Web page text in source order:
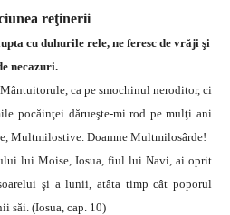
reţinerii
cu duhurile rele, ne feresc de vrăji şi
necazuri.
ca pe smochinul neroditor, ci
pocăinţei dărueşte-mi rod pe mulţi ani
Multmilostive. Doamne Multmilosârde!
lui Moise, Iosua, fiul lui Navi, ai oprit
şi a lunii, atâta timp cât poporul
săi. (Iosua, cap. 10)